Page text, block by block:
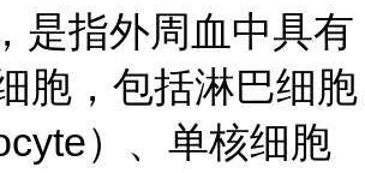
是指外周血中具有
胞，包括淋巴细胞
）、单核细胞